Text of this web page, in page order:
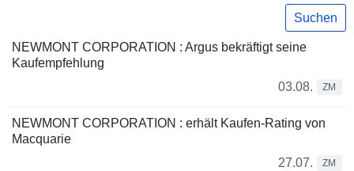
Suchen
NEWMONT CORPORATION : Argus bekräftigt seine
Kaufempfehlung
03.08.
ZM
NEWMONT CORPORATION : erhält Kaufen-Rating von
Macquarie
27.07.
ZM